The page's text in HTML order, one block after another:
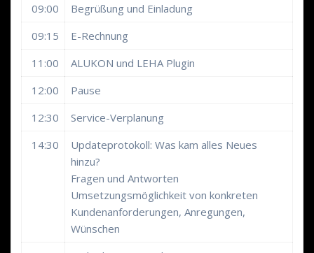
09:00
Begrüßung und Einladung
09:15
E-Rechnung
11:00
ALUKON und LEHA Plugin
12:00
Pause
12:30
Service-Verplanung
14:30
Updateprotokoll: Was kam alles Neues
hinzu?
Fragen und Antworten
Umsetzungsmöglichkeit von konkreten
Kundenanforderungen, Anregungen,
Wünschen